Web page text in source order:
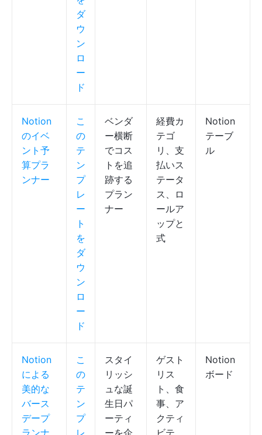
ダ
ウ
ン
ロ
ー
ド
Notion
のイベ
ント予
算プラ
ンナー
こ
の
テ
ン
プ
レ
ー
ト
を
ダ
ウ
ン
ロ
ー
ド
ベンダ
ー横断
でコス
トを追
跡する
プラン
ナー
経費カ
テゴ
リ、支
払いス
テータ
ス、ロ
ールア
ップと
式
Notion
テーブ
ル
Notion
による
美的な
バース
デープ
ランナ
こ
の
テ
ン
プ
レ
スタイ
リッシ
ュな誕
生日パ
ーティ
ーを企
ゲスト
リス
ト、食
事、ア
クティ
ビテ
Notion
ボード